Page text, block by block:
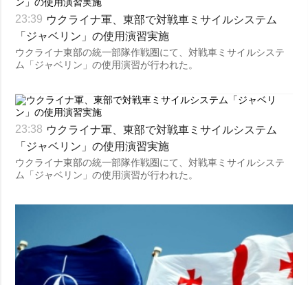
23:39 ウクライナ軍、東部で対戦車ミサイルシステム
「ジャベリン」の使用演習実施
ウクライナ東部の統一部隊作戦圏にて、対戦車ミサイルシステ
ム「ジャベリン」の使用演習が行われた。
23:38 ウクライナ軍、東部で対戦車ミサイルシステム
「ジャベリン」の使用演習実施
ウクライナ東部の統一部隊作戦圏にて、対戦車ミサイルシステ
ム「ジャベリン」の使用演習が行われた。